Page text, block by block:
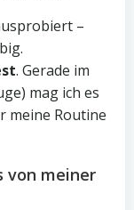
–
. Gerade im
mag ich es
meine Routine
von meiner